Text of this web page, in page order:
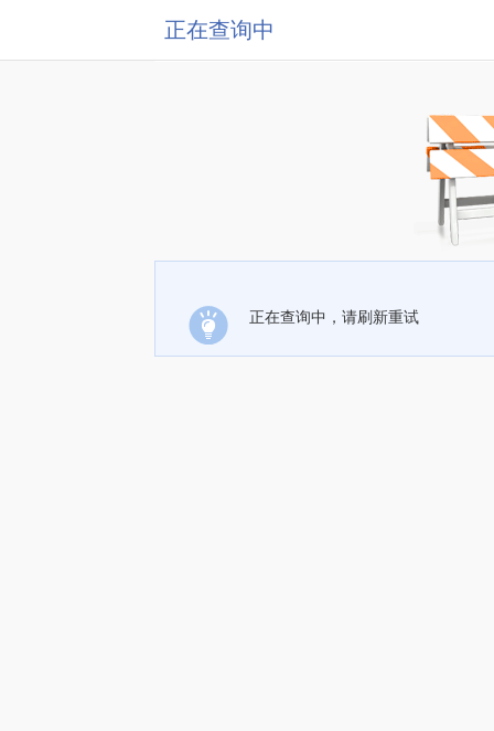
正在查询中
正在查询中，请刷新重试